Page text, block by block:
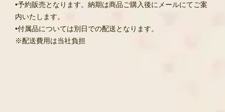
•予約販売となります。納期は商品ご購入後にメールにてご案
内いたします。
•付属品については別日での配送となります。
※配送費用は当社負担